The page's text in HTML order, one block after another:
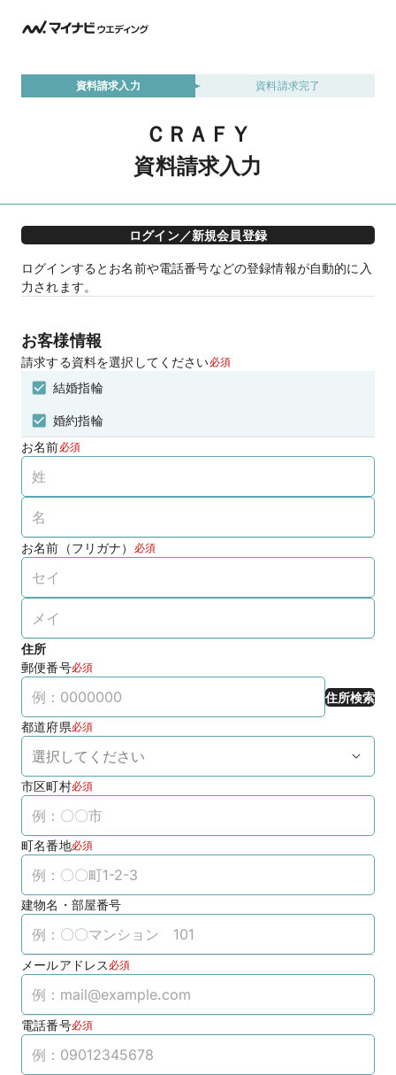
資料請求入力 資料請求完了
ＣＲＡＦＹ
資料請求入力
ログイン／新規会員登録
ログインするとお名前や電話番号などの登録情報が自動的に入
力されます。
お客様情報
請求する資料を選択してください必須
結婚指輪
婚約指輪
お名前必須
お名前（フリガナ） 必須
住所
郵便番号必須
住所検索
都道府県必須
市区町村必須
町名番地必須
建物名・部屋番号
メールアドレス 必須
電話番号必須